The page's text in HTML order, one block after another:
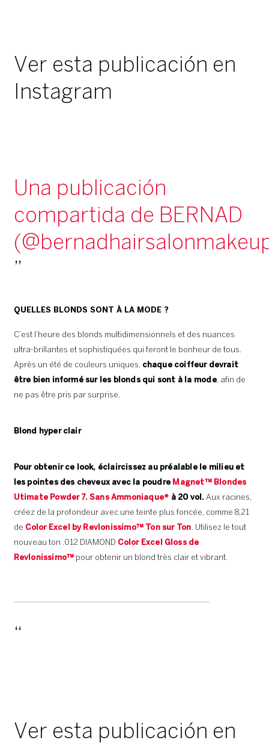
Ver esta publicación en
Instagram
Una publicación
compartida de BERNAD
QUELLES BLONDS SONT À LA MODE ?
C’est l’heure des blonds multidimensionnels et des nuances
ultra-brillantes et sophistiquées qui feront le bonheur de tous.
Après un été de couleurs uniques, chaque coiffeur devrait
être bien informé sur les blonds qui sont à la mode, afin de
ne pas être pris par surprise.
Blond hyper clair
Pour obtenir ce look, éclaircissez au préalable le milieu et
les pointes des cheveux avec la poudre Magnet™ Blondes
Utimate Powder 7. Sans Ammoniaque* à 20 vol. Aux racines,
créez de la profondeur avec une teinte plus foncée, comme 8,21
de Color Excel by Revlonissimo™ Ton sur Ton. Utilisez le tout
nouveau ton .012 DIAMOND Color Excel Gloss de
Revlonissimo™ pour obtenir un blond très clair et vibrant.
Ver esta publicación en